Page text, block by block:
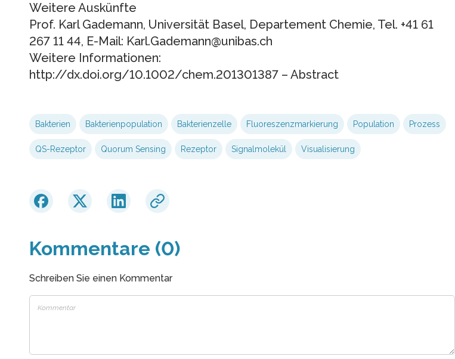
Weitere Auskünfte
Prof. Karl Gademann, Universität Basel, Departement Chemie, Tel. +41 61
267 11 44, E-Mail: Karl.Gademann@unibas.ch
Weitere Informationen:
http://dx.doi.org/10.1002/chem.201301387 – Abstract
Bakterien Bakterienpopulation Bakterienzelle Fluoreszenzmarkierung Population Prozess
QS-Rezeptor Quorum Sensing Rezeptor Signalmolekül Visualisierung
Kommentare (0)
Schreiben Sie einen Kommentar